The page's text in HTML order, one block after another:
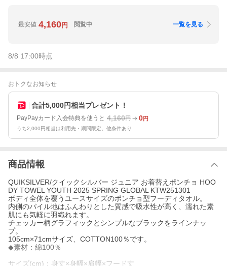
最安値 4,160円 閲覧中 一覧を見る
8/8 17:00時点
おトクなお知らせ
合計5,000円相当プレゼント！
PayPayカード入会特典を使うと 4,160円 0円
うち2,000円相当は利用先・期間限定。他条件あり
商品情報
QUIKSILVER/クイックシルバー ジュニア お着替えポンチョ HOO
DY TOWEL YOUTH 2025 SPRING GLOBAL KTW251301
ボディ全体を覆うユースサイズのポンチョ型フーディタオル。
内側のパイル地はふんわりとした質感で吸水性が高く、濡れた素
肌にも気軽に羽織れます。
チェッカー柄グラフィックとシンプルなブラックをラインナッ
プ。
105cm×71cmサイズ、COTTON100％です。
◆素材：綿100％
サイズ(cm)：身丈×身幅×肩幅×フード丈